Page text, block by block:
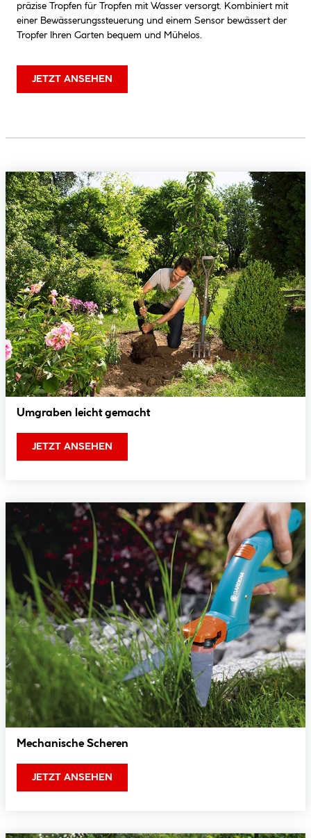
präzise Tropfen für Tropfen mit Wasser versorgt. Kombiniert mit
einer Bewässerungssteuerung und einem Sensor bewässert der
Tropfer Ihren Garten bequem und Mühelos.
JETZT ANSEHEN
Umgraben leicht gemacht
JETZT ANSEHEN
Mechanische Scheren
JETZT ANSEHEN